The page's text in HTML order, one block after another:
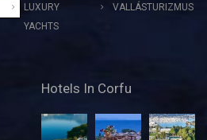
LUXURY
YACHTS
VALLÁSTURIZMUS
Hotels In Corfu